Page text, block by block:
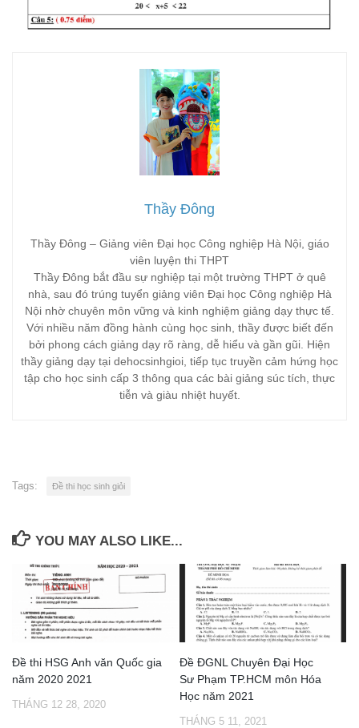
Thầy Đông
Thầy Đông – Giảng viên Đại học Công nghiệp Hà Nội, giáo
viên luyện thi THPT
Thầy Đông bắt đầu sự nghiệp tại một trường THPT ở quê
nhà, sau đó trúng tuyển giảng viên Đại học Công nghiệp Hà
Nội nhờ chuyên môn vững và kinh nghiệm giảng dạy thực tế.
Với nhiều năm đồng hành cùng học sinh, thầy được biết đến
bởi phong cách giảng dạy rõ ràng, dễ hiểu và gần gũi. Hiện
thầy giảng dạy tại dehocsinhgioi, tiếp tục truyền cảm hứng học
tập cho học sinh cấp 3 thông qua các bài giảng súc tích, thực
tiễn và giàu nhiệt huyết.
Tags: Đề thi học sinh giỏi
YOU MAY ALSO LIKE...
Đề thi HSG Anh văn Quốc gia
năm 2020 2021
THÁNG 12 28, 2020
Đề ĐGNL Chuyên Đại Học
Sư Phạm TP.HCM môn Hóa
Học năm 2021
THÁNG 5 11, 2021